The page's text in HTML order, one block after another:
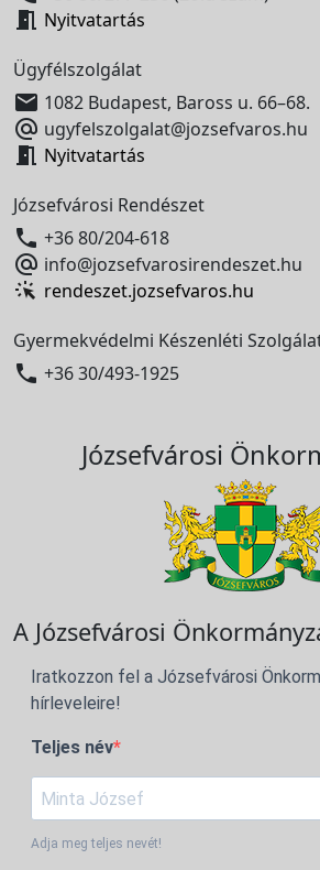
 Nyitvatartás
Ügyfélszolgálat
 1082 Budapest, Baross u. 66–68.
 ugyfelszolgalat@jozsefvaros.hu
 Nyitvatartás
Józsefvárosi Rendészet
 +36 80/204-618
 info@jozsefvarosirendeszet.hu
rendeszet.jozsefvaros.hu
Gyermekvédelmi Készenléti
 +36 30/493-1925
Józsefvárosi
A Józsefvárosi
Iratkozzon fel a Józsefvárosi
hírleveleire!
Teljes név
Adja meg teljes nevét!